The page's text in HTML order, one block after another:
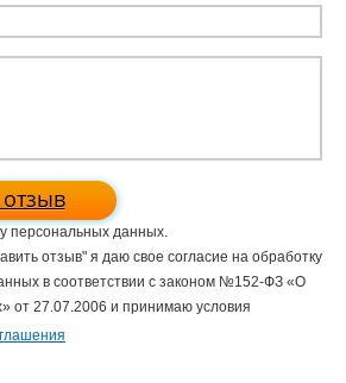
персональных данных.
отзыв" я даю свое согласие на обработку
в соответствии с законом №152-ФЗ «О
от 27.07.2006 и принимаю условия